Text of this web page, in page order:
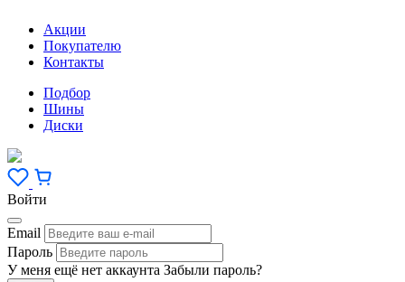
Акции
Покупателю
Контакты
Подбор
Шины
Диски
Войти
Email
Пароль
У меня ещё нет аккаунта Забыли пароль?